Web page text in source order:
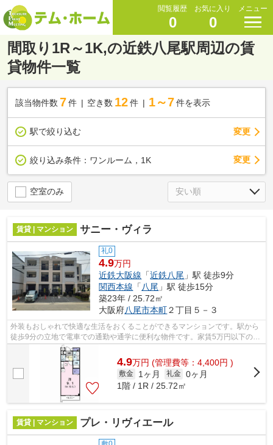
閲覧履歴
0
お気に入り
0
メニュー
間取り1R～1K,の近鉄八尾駅周辺の賃
貸物件一覧
該当物件数 7件 空き数 12 件 1～7 件を表示
駅で絞り込む 変更
絞り込み条件： ワンルーム，1K 変更
空室のみ
賃貸 | マンション サニー・ヴィラ
礼0
4.9万円
近鉄大阪線 「近鉄八尾 」駅 徒歩9分
関西本線 「 八尾 」駅 徒歩15分
築23年 / 25.72㎡
大阪府八尾市本町２丁目５－３
外装もおしゃれで快適な生活をおくることができるマンションです。駅から
徒歩9分の立地で電車での通勤や通学に便利な物件です。家賃5万円以下の物
件をお探しの方にもおすすめです。八...
4.9万円 (管理費等：4,400円 )
敷金 1ヶ月 礼金 0ヶ月
1階 / 1R / 25.72㎡
賃貸 | マンション プレ・リヴィエール